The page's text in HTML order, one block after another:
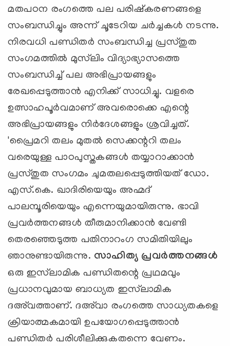
മതപഠന രംഗത്തെ പല പരിഷ്‌കരണങ്ങളെ
സംബന്ധിച്ചും അന്ന് ചൂടേറിയ ചര്‍ച്ചകള്‍ നടന്നു.
നിരവധി പണ്ഡിതര്‍ സംബന്ധിച്ച പ്രസ്തുത
സംഗമത്തില്‍ മുസ്‌ലിം വിദ്യാഭ്യാസത്തെ
സംബന്ധിച്ച് പല അഭിപ്രായങ്ങളും
രേഖപ്പെടുത്താന്‍ എനിക്ക് സാധിച്ചു. വളരെ
ഉത്സാഹപൂര്‍വമാണ് അവരൊക്കെ എന്റെ
അഭിപ്രായങ്ങളും നിര്‍ദേശങ്ങളും ശ്രവിച്ചത്.
'പ്രൈമറി തലം മുതല്‍ സെക്കന്ററി തലം
വരെയുള്ള പാഠപുസ്തകങ്ങള്‍ തയ്യാറാക്കാന്‍
പ്രസ്തുത സംഗമം ചുമതലപ്പെടുത്തിയത് ഡോ.
എസ്.കെ. ഖാദിരിയെയും അഹ്മദ്
പാലമ്പൂരിയെയും എന്നെയുമായിരുന്നു. ഭാവി
പ്രവര്‍ത്തനങ്ങള്‍ തീരുമാനിക്കാന്‍ വേണ്ടി
തെരഞ്ഞെടുത്ത പതിനാറംഗ സമിതിയിലും
ഞാനുണ്ടായിരുന്നു. സാഹിത്യ പ്രവര്‍ത്തനങ്ങള്‍
ഒരു ഇസ്‌ലാമിക പണ്ഡിതന്റെ പ്രഥമവും
പ്രധാനവുമായ ബാധ്യത ഇസ്‌ലാമിക
ദഅ്‌വത്താണ്. ദഅ്‌വാ രംഗത്തെ സാധ്യതകളെ
ക്രിയാത്മകമായി ഉപയോഗപ്പെടുത്താന്‍
പണ്ഡിതര്‍ പരിശീലിക്കുകതന്നെ വേണം.